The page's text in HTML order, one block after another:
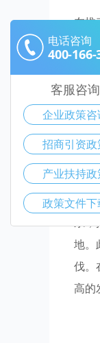
在推
产业
发
移
级步
在邯
加快
系，
地。
伐。
高的
电话咨询
400-166-
客服咨询
企业政策咨
招商引资政
产业扶持政
政策文件下